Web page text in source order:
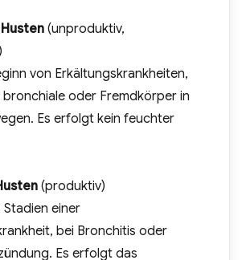
(unproduktiv,
von Erkältungskrankheiten,
oder Fremdkörper in
Es erfolgt kein feuchter
(produktiv)
einer
bei Bronchitis oder
Es erfolgt das